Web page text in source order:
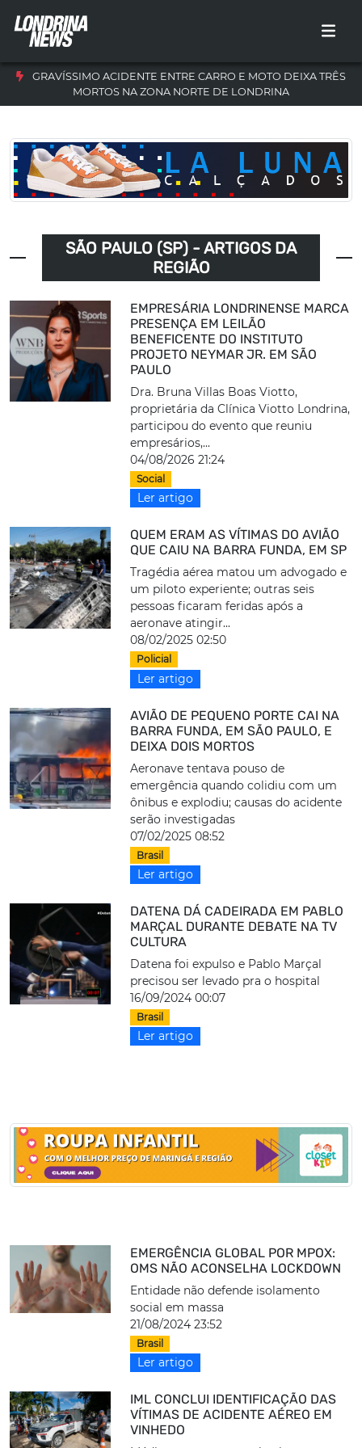
GRAVÍSSIMO ACIDENTE ENTRE CARRO E MOTO DEIXA TRÊS
MORTOS NA ZONA NORTE DE LONDRINA
SÃO PAULO (SP) - ARTIGOS DA
REGIÃO
EMPRESÁRIA LONDRINENSE MARCA
PRESENÇA EM LEILÃO
BENEFICENTE DO INSTITUTO
PROJETO NEYMAR JR. EM SÃO
PAULO
Dra. Bruna Villas Boas Viotto,
proprietária da Clínica Viotto Londrina,
participou do evento que reuniu
empresários,...
04/08/2026 21:24
Social
Ler artigo
QUEM ERAM AS VÍTIMAS DO AVIÃO
QUE CAIU NA BARRA FUNDA, EM SP
Tragédia aérea matou um advogado e
um piloto experiente; outras seis
pessoas ficaram feridas após a
aeronave atingir...
08/02/2025 02:50
Policial
Ler artigo
AVIÃO DE PEQUENO PORTE CAI NA
BARRA FUNDA, EM SÃO PAULO, E
DEIXA DOIS MORTOS
Aeronave tentava pouso de
emergência quando colidiu com um
ônibus e explodiu; causas do acidente
serão investigadas
07/02/2025 08:52
Brasil
Ler artigo
DATENA DÁ CADEIRADA EM PABLO
MARÇAL DURANTE DEBATE NA TV
CULTURA
Datena foi expulso e Pablo Marçal
precisou ser levado pra o hospital
16/09/2024 00:07
Brasil
Ler artigo
EMERGÊNCIA GLOBAL POR MPOX:
OMS NÃO ACONSELHA LOCKDOWN
Entidade não defende isolamento
social em massa
21/08/2024 23:52
Brasil
Ler artigo
IML CONCLUI IDENTIFICAÇÃO DAS
VÍTIMAS DE ACIDENTE AÉREO EM
VINHEDO